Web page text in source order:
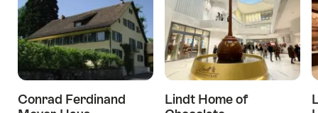
Conrad Ferdinand
Lindt Home of